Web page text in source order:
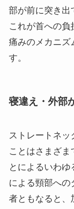
部が前に突き出
これが首への
痛みのメカニズ
す。
寝違え・外部
ストレートネッ
ことはさまざま
とによるいわ
による頸部への
者ともなると、